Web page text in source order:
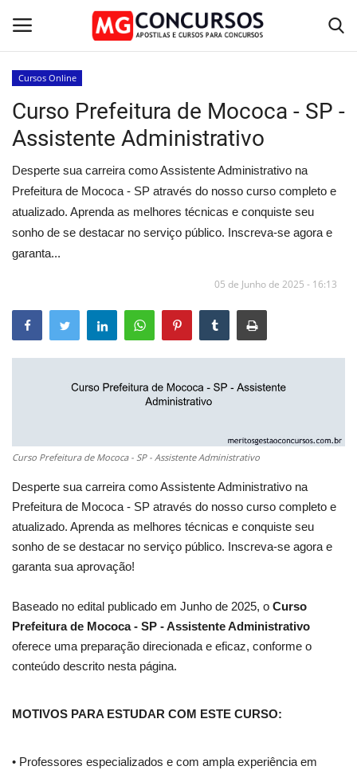
Home
Apostilas PDF
Apostila Impressa
Cursos Online
Cursos Online
Curso Prefeitura de Mococa - SP -
Assistente Administrativo
Desperte sua carreira como Assistente Administrativo na
Prefeitura de Mococa - SP através do nosso curso completo e
atualizado. Aprenda as melhores técnicas e conquiste seu
sonho de se destacar no serviço público. Inscreva-se agora e
garanta...
05 de Junho de 2025 - 16:13
Curso Prefeitura de Mococa - SP - Assistente Administrativo
Desperte sua carreira como Assistente Administrativo na
Prefeitura de Mococa - SP através do nosso curso completo e
atualizado. Aprenda as melhores técnicas e conquiste seu
sonho de se destacar no serviço público. Inscreva-se agora e
garanta sua aprovação!
Baseado no edital publicado em Junho de 2025, o Curso
Prefeitura de Mococa - SP - Assistente Administrativo
oferece uma preparação direcionada e eficaz, conforme o
conteúdo descrito nesta página.
MOTIVOS PARA ESTUDAR COM ESTE CURSO:
• Professores especializados e com ampla experiência em